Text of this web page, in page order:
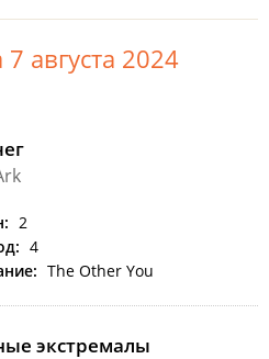
августа 2024
2
4
The Other You
экстремалы